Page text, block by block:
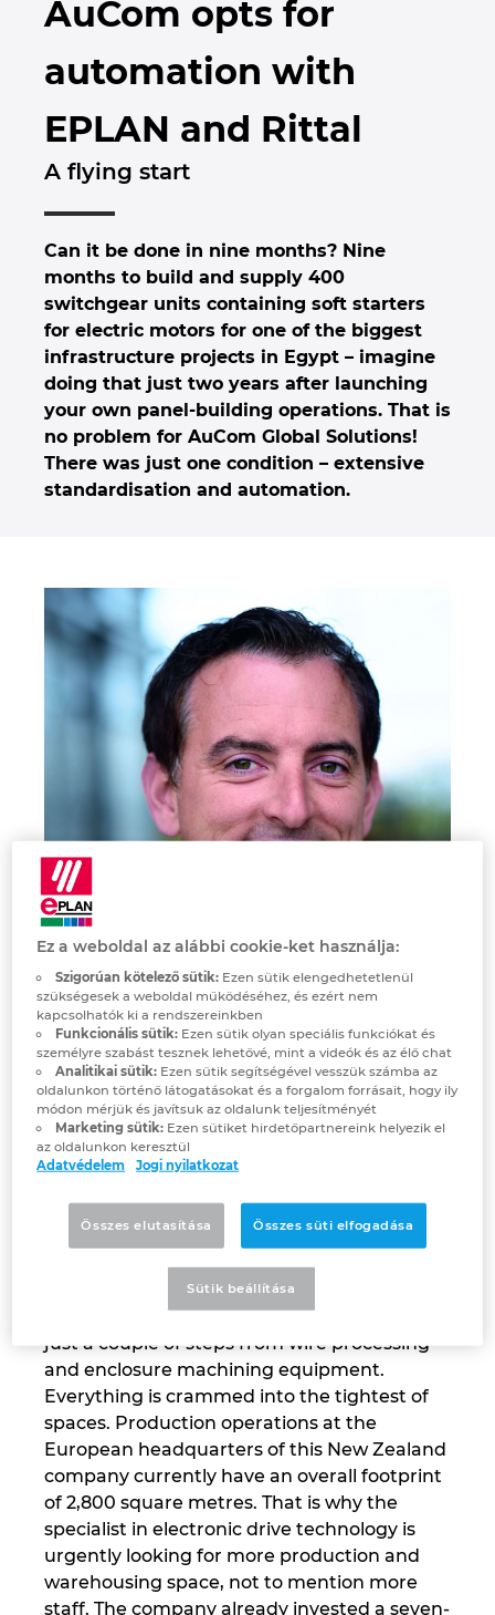
AuCom opts for
automation with
EPLAN and Rittal
A flying start
Can it be done in nine months? Nine
months to build and supply 400
switchgear units containing soft starters
for electric motors for one of the biggest
infrastructure projects in Egypt – imagine
doing that just two years after launching
your own panel-building operations. That is
no problem for AuCom Global Solutions!
There was just one condition – extensive
standardisation and automation.
„To be competitive, it’s essential we define a clear standard,
and we’re using the Rittal standard as our own.” Thomas
Zirk-Gunnemann, Managing Director at AuCom Global
Solutions
Everything at the company in Sendenhorst,
north-eastern Germany, is bursting at the
seams. It’s not just the order books at
AuCom that are full – the production work­
shops are too. Tightly bayed switchgear sits
just a couple of steps from wire processing
and enclosure machining equipment.
Everything is crammed into the tightest of
spaces. Production operations at the
European headquarters of this New Zealand
compa­ny currently have an overall footprint
of 2,800 square metres. That is why the
specialist in electronic drive technology is
urgently looking for more production and
warehousing space, not to mention more
staff. The company already invested a seven-
PDM / PLM Integráció
EPLAN Education hallgatóknak
EPLAN Együttműködési alkalmazások
Trust Center
Brunei
Bulgaria
Canada
Chile
China Taiwan
Colombia
Croatia
Czech Republic
France
India
Indonesia
Ireland
Israel
Italy
Japan
Luxembourg
Mexico
Netherlands
New Zealand
Norway
Peru
Ez a weboldal az alábbi cookie-ket használja:
Szigorúan kötelező sütik:Ezen sütik elengedhetetlenül
szükségesek a weboldal működéséhez, és ezért nem
kapcsolhatók ki a rendszereinkben
Funkcionális sütik:Ezen sütik olyan speciális funkciókat és
személyre szabást tesznek lehetővé, mint a videók és az élő chat
Analitikai sütik:Ezen sütik segítségével vesszük számba az
oldalunkon történő látogatásokat és a forgalom forrásait, hogy ily
módon mérjük és javítsuk az oldalunk teljesítményét
Marketing sütik:Ezen sütiket hirdetőpartnereink helyezik el
az oldalunkon keresztül
Adatvédelem
Jogi nyilatkozat
Összes elutasítása Összes süti elfogadása
Sütik beállítása